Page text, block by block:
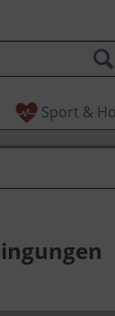
Sport &